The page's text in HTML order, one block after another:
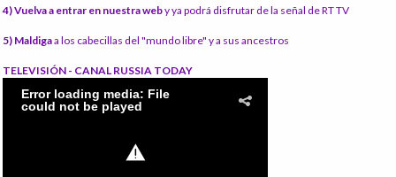
4) Vuelva a entrar en nuestra weby ya podrá disfrutar de la señal de RT TV
5) Maldigaa los cabecillas del "mundo libre" y a sus ancestros
TELEVISIÓN - CANAL RUSSIA TODAY